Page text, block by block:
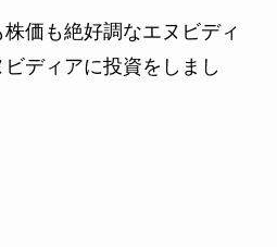
価も絶好調なエヌビディ
ディアに投資をしまし